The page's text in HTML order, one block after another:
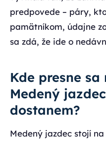
predpovede – páry,
pamätníkom, údajne
sa zdá, že ide o
Kde presne sa
Medený
dostanem?
Medený jazdec stojí